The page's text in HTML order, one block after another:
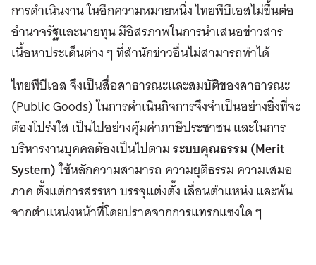
การดำเนินงาน ในอีกความหมายหนึ่ง ไทยพีบีเอสไม่ขึ้นต่อ
อำนาจรัฐและนายทุน มีอิสรภาพในการนำเสนอข่าวสาร
เนื้อหาประเด็นต่าง ๆ ที่สำนักข่าวอื่นไม่สามารถทำได้
ไทยพีบีเอส จึงเป็นสื่อสาธารณะและสมบัติของสาธารณะ
(Public Goods) ในการดำเนินกิจการจึงจำเป็นอย่างยิ่งที่จะ
ต้องโปร่งใส เป็นไปอย่างคุ้มค่าภาษีประชาชน และในการ
บริหารงานบุคคลต้องเป็นไปตามระบบคุณธรรม (Merit
System)ใช้หลักความสามารถ ความยุติธรรม ความเสมอ
ภาค ตั้งแต่การสรรหา บรรจุแต่งตั้ง เลื่อนตำแหน่ง และพ้น
จากตำแหน่งหน้าที่โดยปราศจากการแทรกแซงใด ๆ